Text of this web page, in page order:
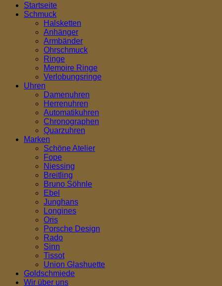
Startseite
Schmuck
Halsketten
Anhänger
Armbänder
Ohrschmuck
Ringe
Memoire Ringe
Verlobungsringe
Uhren
Damenuhren
Herrenuhren
Automatikuhren
Chronographen
Quarzuhren
Marken
Schöne Atelier
Fope
Niessing
Breitling
Bruno Söhnle
Ebel
Junghans
Longines
Oris
Porsche Design
Rado
Sinn
Tissot
Union Glashuette
Goldschmiede
Wir über uns